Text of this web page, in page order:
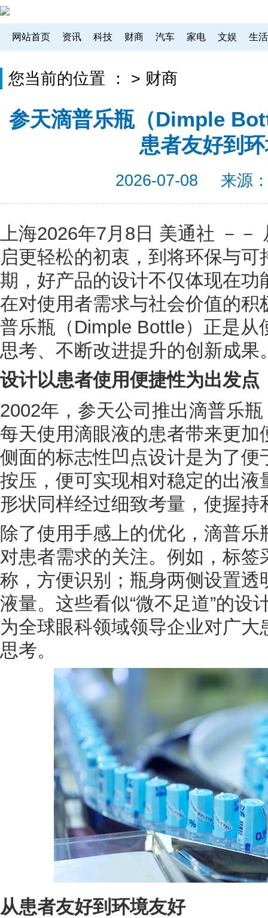
网站首页 资讯 科技 财商 汽车 家电 文娱 生活
您当前的位置 ： > 财商
参天滴普乐瓶（Dimple
患者友好到
2026-07-08 来源
上海2026年7月8日 美通社 －－
启更轻松的初衷，到将环保与
期，好产品的设计不仅体现在
在对使用者需求与社会价值的
普乐瓶（Dimple Bottle）正是从
思考、不断改进提升的创新成果
设计以患者使用便捷性为出发点
2002年，参天公司推出滴普乐
每天使用滴眼液的患者带来更
侧面的标志性凹点设计是为了
按压，便可实现相对稳定的出
形状同样经过细致考量，使握持
除了使用手感上的优化，滴普
对患者需求的关注。例如，标
称，方便识别；瓶身两侧设置
液量。这些看似“微不足道”的设
为全球眼科领域领导企业对广
思考。
从患者友好到环境友好